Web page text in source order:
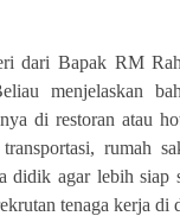
dari Bapak RM
menjelaskan
di restoran atau
rumah
didik agar lebih
tenaga kerja di